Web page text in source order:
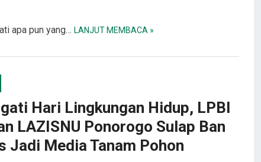
apa pun yang… LANJUT MEMBACA »
Hari Lingkungan Hidup, LPBI
LAZISNU Ponorogo Sulap Ban
Jadi Media Tanam Pohon